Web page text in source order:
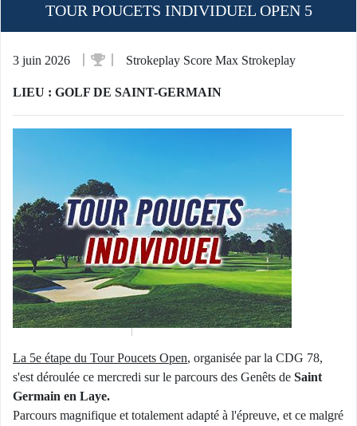
TOUR POUCETS INDIVIDUEL OPEN 5
3 juin 2026 Strokeplay Score Max Strokeplay
LIEU : GOLF DE SAINT-GERMAIN
La 5e étape du Tour Poucets Open, organisée par la CDG 78,
s'est déroulée ce mercredi sur le parcours des Genêts de Saint
Germain en Laye.
Parcours magnifique et totalement adapté à l'épreuve, et ce malgré